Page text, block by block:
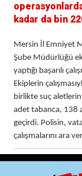
kadar da bin
Mersin İl Emniyet
Şube Müdürlüğü
yaptığı başarılı
Ekiplerin
birlikte suç
adet tabanca, 138
geçirdi. Polisin,
çalışmalarını ara